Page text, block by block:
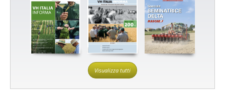
Visualizza tutti